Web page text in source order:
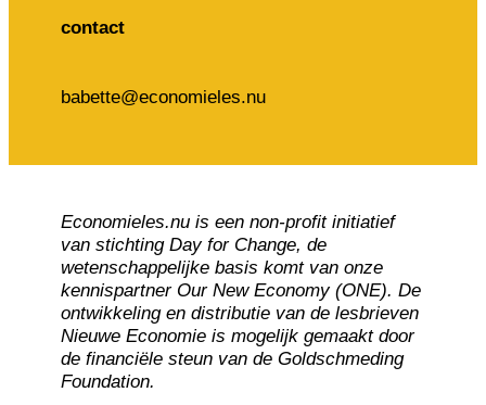
contact
babette@economieles.nu
Economieles.nu is een non-profit initiatief
van stichting Day for Change, de
wetenschappelijke basis komt van onze
kennispartner Our New Economy (ONE). De
ontwikkeling en distributie van de lesbrieven
Nieuwe Economie is mogelijk gemaakt door
de financiële steun van de Goldschmeding
Foundation.